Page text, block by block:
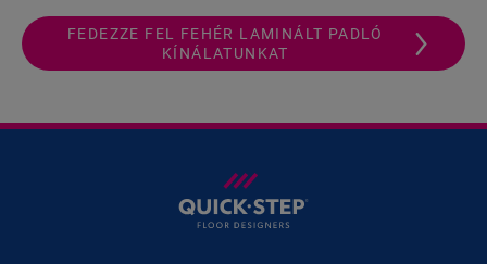
FEDEZZE FEL FEHÉR LAMINÁLT PADLÓ
KÍNÁLATUNKAT